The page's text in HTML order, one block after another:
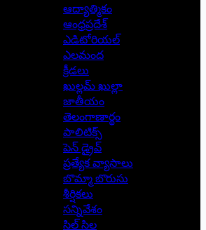
ఆద్యాత్మికం
ఆంధ్రప్రదేశ్
ఎడిటోరియల్
ఎలమంద
క్రీడలు
ఖుల్లమ్ ఖుల్లా
జాతీయం
తెలంగాణార్థం
పాలిటిక్స్
పెన్ డ్రైవ్
ప్రత్యేక వ్యాసాలు
బొమ్మా బొరుసు
శీర్షికలు
సన్నివేశం
సిల్ సిల